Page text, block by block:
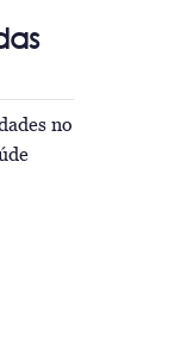
no